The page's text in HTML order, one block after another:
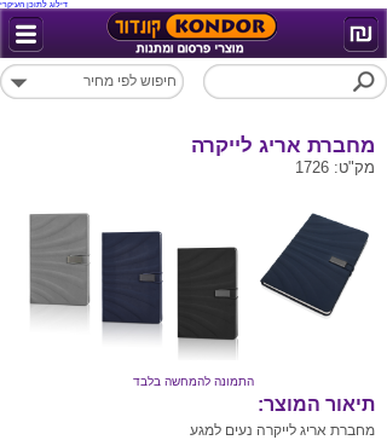
דילוג לתוכן העיקרי
מחברת אריג לייקרה
מק"ט: 1726
התמונה להמחשה בלבד
תיאור המוצר:
מחברת אריג לייקרה נעים למגע